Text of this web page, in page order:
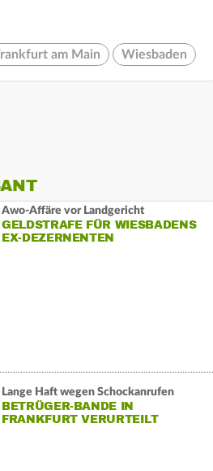
am Main Wiesbaden
Awo-Affäre vor Landgericht
GELDSTRAFE FÜR WIESBADENS
EX-DEZERNENTEN
Lange Haft wegen Schockanrufen
BETRÜGER-BANDE IN
FRANKFURT VERURTEILT